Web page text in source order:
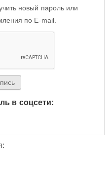
новый пароль или
по E-mail.
в соцсети: